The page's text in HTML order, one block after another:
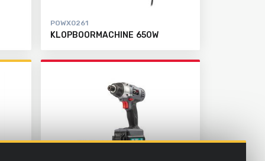
POWX0261
KLOPBOORMACHINE 650W